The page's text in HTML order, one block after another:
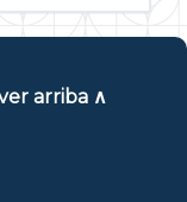
arriba ∧